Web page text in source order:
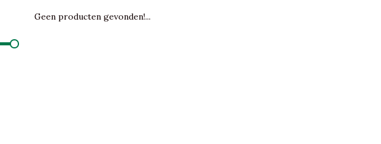
Geen producten gevonden!...